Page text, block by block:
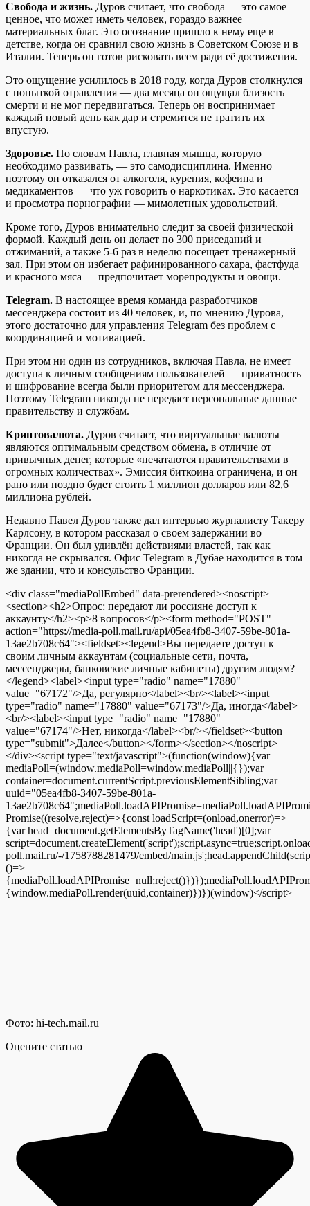
Свобода и жизнь. Дуров считает, что свобода — это самое
ценное, что может иметь человек, гораздо важнее
материальных благ. Это осознание пришло к нему еще в
детстве, когда он сравнил свою жизнь в Советском Союзе и в
Италии. Теперь он готов рисковать всем ради её достижения.
Это ощущение усилилось в 2018 году, когда Дуров столкнулся
с попыткой отравления — два месяца он ощущал близость
смерти и не мог передвигаться. Теперь он воспринимает
каждый новый день как дар и стремится не тратить их
впустую.
Здоровье. По словам Павла, главная мышца, которую
необходимо развивать, — это самодисциплина. Именно
поэтому он отказался от алкоголя, курения, кофеина и
медикаментов — что уж говорить о наркотиках. Это касается
и просмотра порнографии — мимолетных удовольствий.
Кроме того, Дуров внимательно следит за своей физической
формой. Каждый день он делает по 300 приседаний и
отжиманий, а также 5-6 раз в неделю посещает тренажерный
зал. При этом он избегает рафинированного сахара, фастфуда
и красного мяса — предпочитает морепродукты и овощи.
Telegram. В настоящее время команда разработчиков
мессенджера состоит из 40 человек, и, по мнению Дурова,
этого достаточно для управления Telegram без проблем с
координацией и мотивацией.
При этом ни один из сотрудников, включая Павла, не имеет
доступа к личным сообщениям пользователей — приватность
и шифрование всегда были приоритетом для мессенджера.
Поэтому Telegram никогда не передает персональные данные
правительству и службам.
Криптовалюта. Дуров считает, что виртуальные валюты
являются оптимальным средством обмена, в отличие от
привычных денег, которые «печатаются правительствами в
огромных количествах». Эмиссия биткоина ограничена, и он
рано или поздно будет стоить 1 миллион долларов или 82,6
миллиона рублей.
Недавно Павел Дуров также дал интервью журналисту Такеру
Карлсону, в котором рассказал о своем задержании во
Франции. Он был удивлён действиями властей, так как
никогда не скрывался. Офис Telegram в Дубае находится в том
же здании, что и консульство Франции.
<div class="mediaPollEmbed" data-prerendered><noscript>
<section><h2>Опрос: передают ли россияне доступ к
аккаунту</h2><p>8 вопросов</p><form method="POST"
action="https://media-poll.mail.ru/api/05ea4fb8-3407-59be-801a-
13ae2b708c64"><fieldset><legend>Вы передаете доступ к
своим личным аккаунтам (социальные сети, почта,
мессенджеры, банковские личные кабинеты) другим людям?
</legend><label><input type="radio" name="17880"
value="67172"/>Да, регулярно</label><br/><label><input
type="radio" name="17880" value="67173"/>Да, иногда</label>
<br/><label><input type="radio" name="17880"
value="67174"/>Нет, никогда</label><br/></fieldset><button
type="submit">Далее</button></form></section></noscript>
</div><script type="text/javascript">(function(window){var
mediaPoll=(window.mediaPoll=window.mediaPoll||{});var
container=document.currentScript.previousElementSibling;var
uuid="05ea4fb8-3407-59be-801a-
Promise((resolve,reject)=>{const loadScript=(onload,onerror)=>
{var head=document.getElementsByTagName('head')[0];var
poll.mail.ru/-/1758788281479/embed/
()=>
{window.mediaPoll.render(uuid,container)})})(window)</script>
Фото: hi-tech.mail.ru
Оцените статью